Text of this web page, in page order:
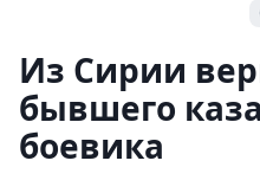
Из Сирии
бывшего
боевика